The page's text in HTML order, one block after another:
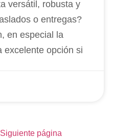
versátil, robusta y
o entregas?
en especial la
excelente opción si
Siguiente página